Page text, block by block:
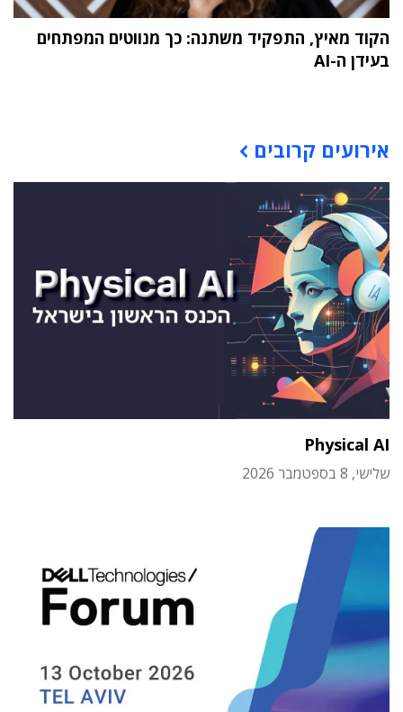
הקוד מאיץ, התפקיד משתנה: כך מנווטים המפתחים
בעידן ה-AI
אירועים קרובים
Physical AI
שלישי, 8 בספטמבר 2026